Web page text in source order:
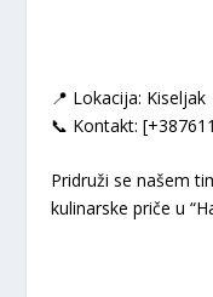
📍 Lokacija: Kiseljak
📞 Kontakt:
Pridruži se našem
kulinarske priče u